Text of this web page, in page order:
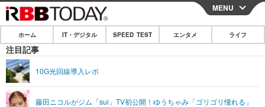
CLOSE
ホーム
IT・デジタル
SPEED TEST
MENU
ホーム IT・デジタル SPEED TEST エンタメ ライフ
注目記事
10G光回線導入レポ
藤田ニコルがジム「sui」TV初公開！ゆうちゃみ「ゴリゴリ憧れる」